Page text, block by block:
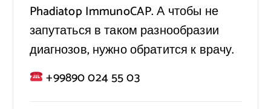
Phadiatop ImmunoCAP. А чтобы не
запутаться в таком разнообразии
диагнозов, нужно обратится к врачу.
+99890 024 55 03